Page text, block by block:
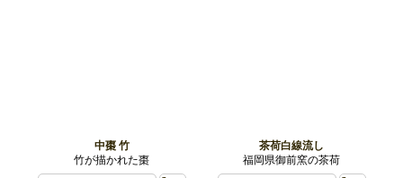
中棗 竹
竹が描かれた棗
茶荷白線流し
福岡県御前窯の茶荷